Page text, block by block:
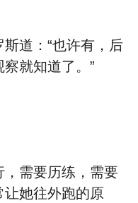
道：“也许有，后
就知道了。”
需要历练，需要
她往外跑的原